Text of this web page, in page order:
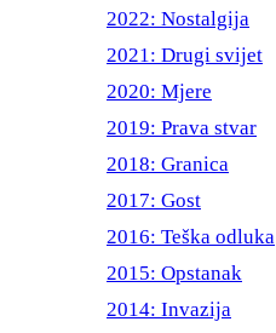
2022: Nostalgija
2021: Drugi svijet
2020: Mjere
2019: Prava stvar
2018: Granica
2017: Gost
2016: Teška odluka
2015: Opstanak
2014: Invazija